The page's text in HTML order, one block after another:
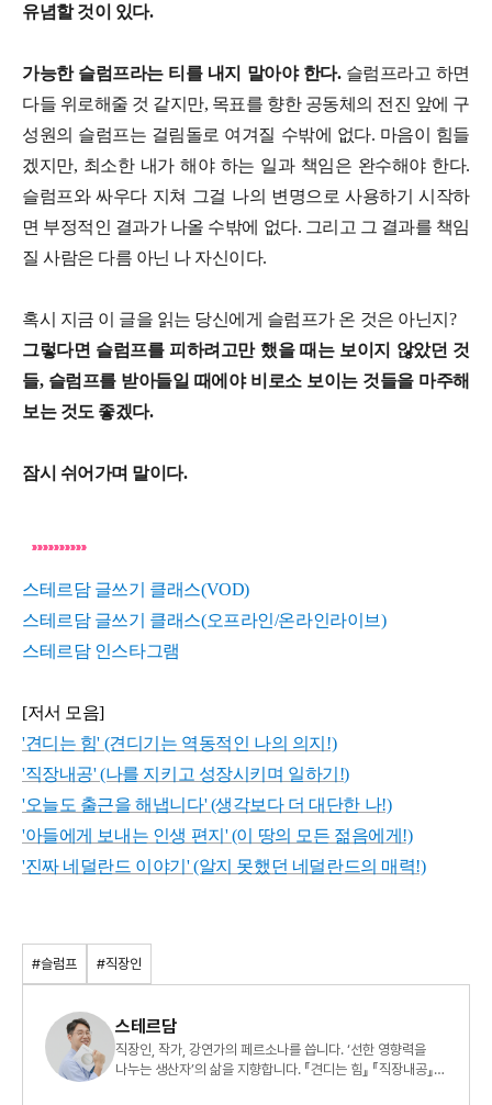
유념할 것이 있다.
가능한 슬럼프라는 티를 내지 말아야 한다.슬럼프라고 하면
다들 위로해줄 것 같지만, 목표를 향한 공동체의 전진 앞에 구
성원의 슬럼프는 걸림돌로 여겨질 수밖에 없다. 마음이 힘들
겠지만, 최소한 내가 해야 하는 일과 책임은 완수해야 한다.
슬럼프와 싸우다 지쳐 그걸 나의 변명으로 사용하기 시작하
면 부정적인 결과가 나올 수밖에 없다. 그리고 그 결과를 책임
질 사람은 다름 아닌 나 자신이다.
혹시 지금 이 글을 읽는 당신에게 슬럼프가 온 것은 아닌지?
그렇다면 슬럼프를 피하려고만 했을 때는 보이지 않았던 것
들, 슬럼프를 받아들일 때에야 비로소 보이는 것들을 마주해
보는 것도 좋겠다.
잠시 쉬어가며 말이다.
스테르담 글쓰기 클래스(VOD)
스테르담 글쓰기 클래스(오프라인/온라인라이브)
스테르담 인스타그램
[저서 모음]
'견디는 힘' (견디기는 역동적인 나의 의지!)
'직장내공' (나를 지키고 성장시키며 일하기!)
'오늘도 출근을 해냅니다' (생각보다 더 대단한 나!)
'아들에게 보내는 인생 편지' (이 땅의 모든 젊음에게!)
'진짜 네덜란드 이야기' (알지 못했던 네덜란드의 매력!)
#슬럼프 #직장인
스테르담
직장인, 작가, 강연가의 페르소나를 씁니다. ‘선한 영향력을
나누는 생산자’의 삶을 지향합니다. 『견디는 힘』 『직장내공』